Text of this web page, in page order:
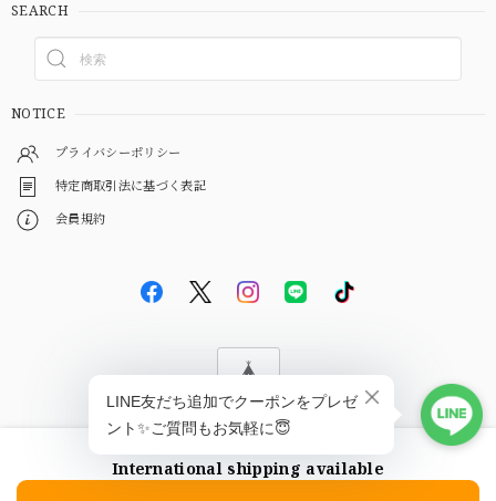
SEARCH
NOTICE
プライバシーポリシー
特定商取引法に基づく表記
会員規約
© EBiS GEM
International shipping available
ショップに質問する